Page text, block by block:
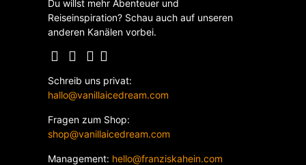
Du willst mehr Abenteuer und
Reiseinspiration? Schau auch auf unseren
anderen Kanälen vorbei.
Schreib uns privat:
hallo@vanillaicedream.com
Fragen zum Shop:
shop@vanillaicedream.com
Management: hello@franziskahein.com